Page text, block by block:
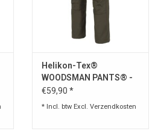
Helikon-Tex®
WOODSMAN PANTS® -
TAIGA GREEN
€59,90 *
* Incl. btw Excl. Verzendkosten